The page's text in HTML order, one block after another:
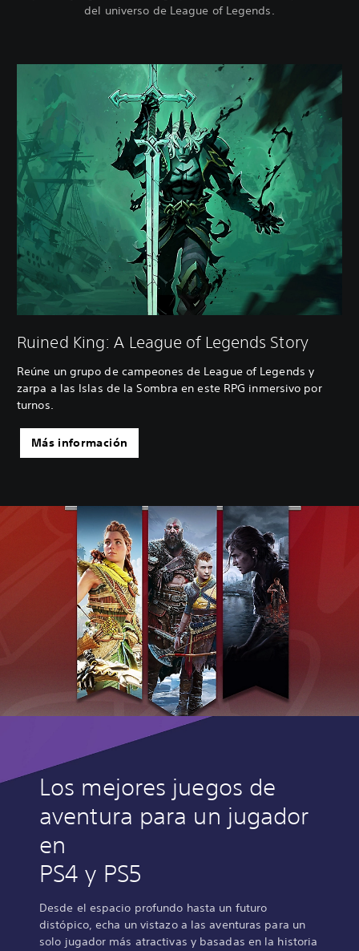
del universo de League of Legends.
Ruined King: A League of Legends Story
Reúne un grupo de campeones de League of Legends y
zarpa a las Islas de la Sombra en este RPG inmersivo por
turnos.
Más información
Los mejores juegos de
aventura para un jugador
en
PS4 y PS5
Desde el espacio profundo hasta un futuro
distópico, echa un vistazo a las aventuras para un
solo jugador más atractivas y basadas en la historia